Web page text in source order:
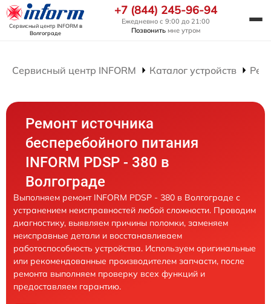
Сервисный центр INFORM в
Волгограде
+7 (844) 245-96-94
Ежедневно с 9:00 до 21:00
Позвонить мне утром
Сервисный центр INFORM Каталог устройств
Ремонт источника
бесперебойного питания
INFORM PDSP - 380 в
Волгограде
Выполняем ремонт INFORM PDSP - 380 в Волгограде с
устранением неисправностей любой сложности. Проводим
диагностику, выявляем причины поломки, заменяем
неисправные детали и восстанавливаем
работоспособность устройства. Используем оригинальные
или рекомендованные производителем запчасти, после
ремонта выполняем проверку всех функций и
предоставляем гарантию.